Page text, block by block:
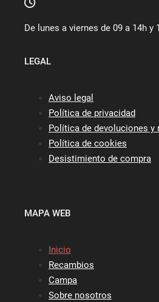
De lunes a viernes de 09 a 14h y
LEGAL
Aviso legal
Política de privacidad
Política de devoluciones y
Política de cookies
Desistimiento de compra
MAPA WEB
Inicio
Recambios
Campa
Sobre nosotros